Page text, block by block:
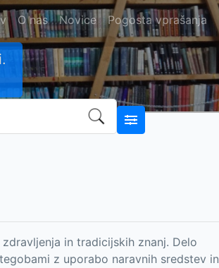
O nas Novice Pogosta vprašanja
in tradicijskih znanj. Delo
z uporabo naravnih sredstev in